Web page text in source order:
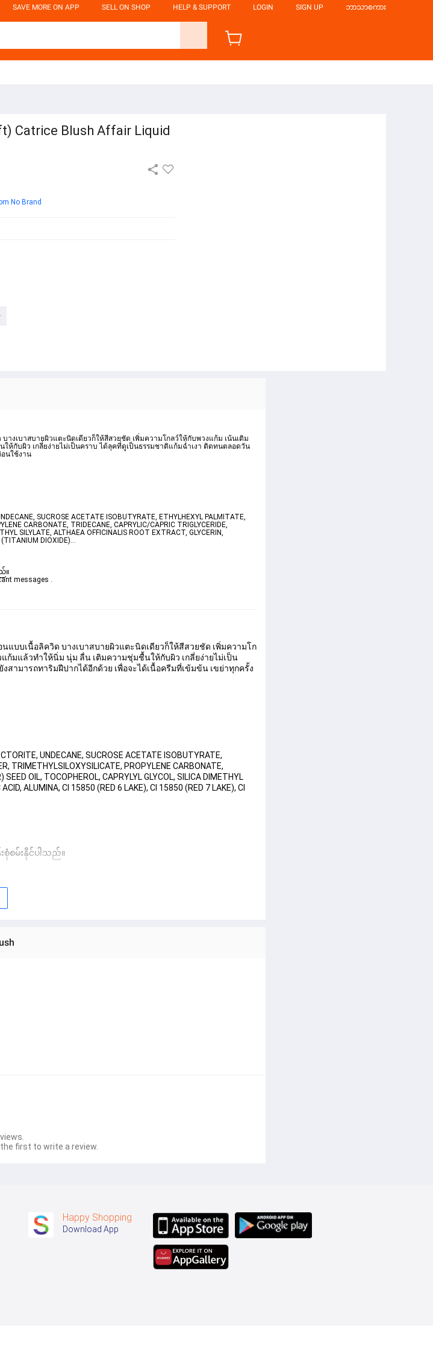
SAVE MORE ON APP SELL ON SHOP HELP & SUPPORT LOGIN SIGN UP ဘာသာစကား
Catrice Blush Affair Liquid
No Brand
เบาสบายผิวแตะนิดเดียวก็ให้สีสวยชัด เพิ่มความโกลว์ให้กับพวงแก้ม เน้นเติม
กับผิว เกลี่ยง่ายไม่เป็นคราบ ได้ลุคที่ดูเป็นธรรมชาติแก้มฉ่ำเงา ติดทนตลอดวัน
นใช้งาน
SUCROSE ACETATE ISOBUTYRATE, ETHYLHEXYL PALMITATE,
CARBONATE, TRIDECANE, CAPRYLIC/CAPRIC TRIGLYCERIDE,
SILYLATE, ALTHAEA OFFICINALIS ROOT EXTRACT, GLYCERIN,
DIOXIDE)...
။
messages .
บเนื้อลิควิด บางเบาสบายผิวแตะนิดเดียวก็ให้สีสวยชัด เพิ่มความโก
มแล้วทำให้นิ่ม นุ่ม ลื่น เติมความชุ่มชื้นให้กับผิว เกลี่ยง่ายไม่เป็น
ามารถทาริมฝีปากได้อีกด้วย เพื่อจะได้เนื้อครีมที่เข้มข้น เขย่าทุกครั้ง
UNDECANE, SUCROSE ACETATE ISOBUTYRATE,
TRIMETHYLSILOXYSILICATE, PROPYLENE CARBONATE,
OIL, TOCOPHEROL, CAPRYLYL GLYCOL, SILICA DIMETHYL
ALUMINA, CI 15850 (RED 6 LAKE), CI 15850 (RED 7 LAKE), CI
စုံစမ်းနိုင်ပါသည်။
first to write a review.
Happy Shopping
Download App